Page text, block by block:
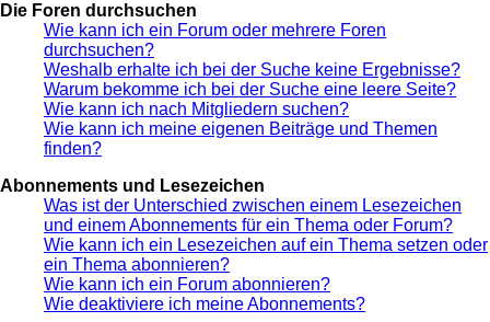
Die Foren durchsuchen
Wie kann ich ein Forum oder mehrere Foren
durchsuchen?
Weshalb erhalte ich bei der Suche keine Ergebnisse?
Warum bekomme ich bei der Suche eine leere Seite?
Wie kann ich nach Mitgliedern suchen?
Wie kann ich meine eigenen Beiträge und Themen
finden?
Abonnements und Lesezeichen
Was ist der Unterschied zwischen einem Lesezeichen
und einem Abonnements für ein Thema oder Forum?
Wie kann ich ein Lesezeichen auf ein Thema setzen oder
ein Thema abonnieren?
Wie kann ich ein Forum abonnieren?
Wie deaktiviere ich meine Abonnements?